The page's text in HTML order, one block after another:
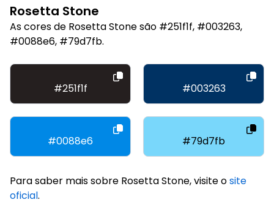
Rosetta Stone
As cores de Rosetta Stone são #251f1f, #003263,
#0088e6, #79d7fb.
#251f1f #003263
#0088e6 #79d7fb
Para saber mais sobre Rosetta Stone, visite osite
oficial.